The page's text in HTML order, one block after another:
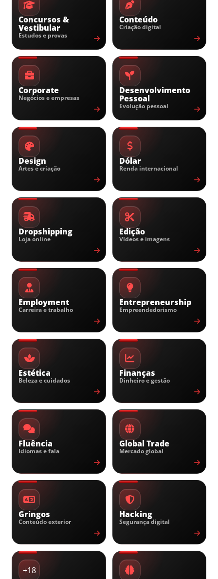
Concursos &
Vestibular
Estudos e provas
Conteúdo
Criação digital
Corporate
Negócios e empresas
Desenvolvimento
Pessoal
Evolução pessoal
Design
Artes e criação
Dólar
Renda internacional
Dropshipping
Loja online
Edição
Vídeos e imagens
Employment
Carreira e trabalho
Entrepreneurship
Empreendedorismo
Estética
Beleza e cuidados
Finanças
Dinheiro e gestão
Fluência
Idiomas e fala
Global Trade
Mercado global
Gringos
Conteúdo exterior
Hacking
Segurança digital
+18